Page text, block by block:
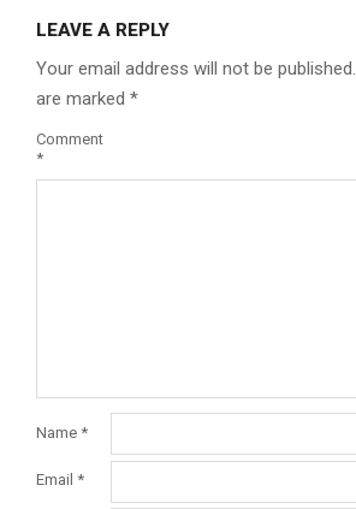
LEAVE A REPLY
Your email address will not be published.
are marked *
Comment
*
Name *
Email *